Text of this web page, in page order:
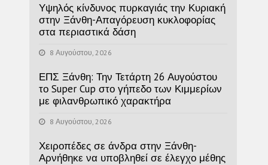
Υψηλός κίνδυνος πυρκαγιάς την Κυριακή
στην Ξάνθη-Απαγόρευση κυκλοφορίας
στα περιαστικά δάση
8 Αυγούστου, 2026
ΕΠΣ Ξάνθη: Την Τετάρτη 26 Αυγούστου
το Super Cup στο γήπεδο των Κιμμερίων
με φιλανθρωπικό χαρακτήρα
8 Αυγούστου, 2026
Χειροπέδες σε άνδρα στην Ξάνθη-
Αρνήθηκε να υποβληθεί σε έλεγχο μέθης